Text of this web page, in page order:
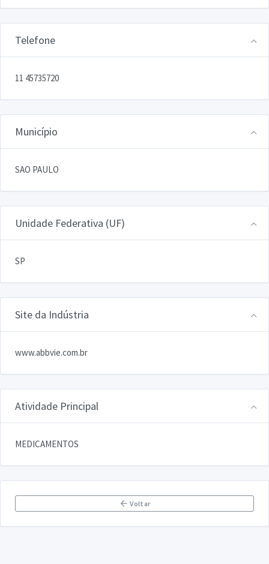
Telefone
11 45735720
Município
SAO PAULO
Unidade Federativa (UF)
SP
Site da Indústria
www.abbvie.com.br
Atividade Principal
MEDICAMENTOS
Voltar